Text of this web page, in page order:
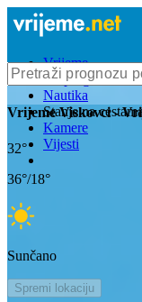
Vrijeme
Bioprognoza
Nautika
Stanje na
Kamere
Vijesti
VrijemeViskovci-
32°
36°/18°
Sunčano
Spremi lokaciju